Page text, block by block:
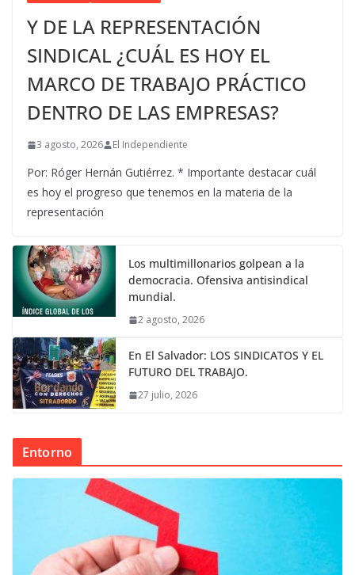
Y DE LA REPRESENTACIÓN
SINDICAL ¿CUÁL ES HOY EL
MARCO DE TRABAJO PRÁCTICO
DENTRO DE LAS EMPRESAS?
3 agosto, 2026 El Independiente
Por: Róger Hernán Gutiérrez. * Importante destacar cuál
es hoy el progreso que tenemos en la materia de la
representación
Los multimillonarios golpean a la
democracia. Ofensiva antisindical
mundial.
2 agosto, 2026
En El Salvador: LOS SINDICATOS Y EL
FUTURO DEL TRABAJO.
27 julio, 2026
Entorno